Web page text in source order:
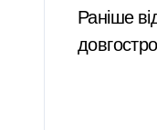
Раніше